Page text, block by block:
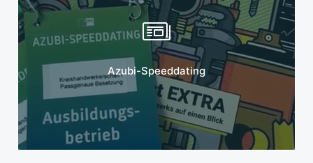
Azubi-Speeddating
Mehr erfahren